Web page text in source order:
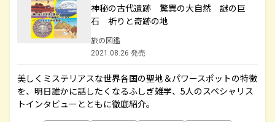
神秘の古代遺跡 驚異の大自然 謎の巨
石 祈りと奇跡の地
旅の図鑑
2021.08.26 発売
美しくミステリアスな世界各国の聖地＆パワースポットの特徴
を、明日誰かに話したくなるふしぎ雑学、5人のスペシャリス
トインタビューとともに徹底紹介。